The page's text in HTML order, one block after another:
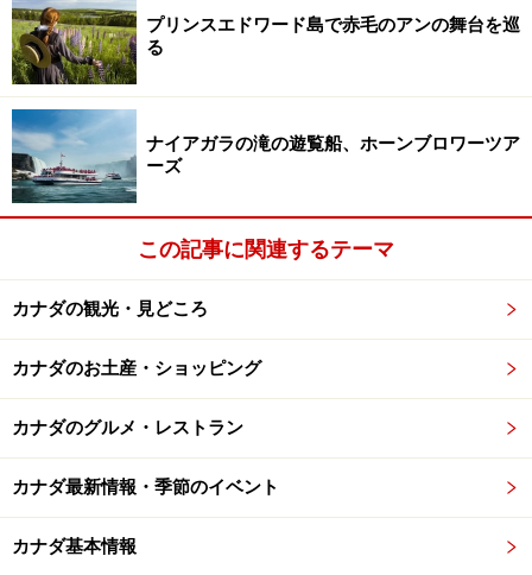
雪上車観光は所要1時間30分。ツアー中、トイレはない
ので、出発前に必ず済ませましょう。
いよいよ雪上車観光出発！
雪上車観光のルート。この画像は古いので、アイスフィール
ドセンターが写っていません(C) Brewster
まずはシャトルバスで乗り換え場所まで (C) Travel Alberta
ルバスに約10分ほど揺られて、雪上車との乗換え口まで
プリンスエドワード島で赤毛のアンの舞台を巡
る
ナイアガラの滝の遊覧船、ホーンブロワーツア
ーズ
この記事に関連するテーマ
カナダの観光・見どころ
カナダのお土産・ショッピング
カナダのグルメ・レストラン
カナダ最新情報・季節のイベント
カナダ基本情報